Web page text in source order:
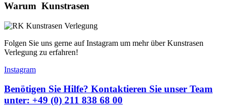
Warum Kunstrasen
Folgen Sie uns gerne auf Instagram um mehr über Kunstrasen
Verlegung zu erfahren!
Instagram
Benötigen Sie Hilfe? Kontaktieren Sie unser Team
unter: +49 (0) 211 838 68 00